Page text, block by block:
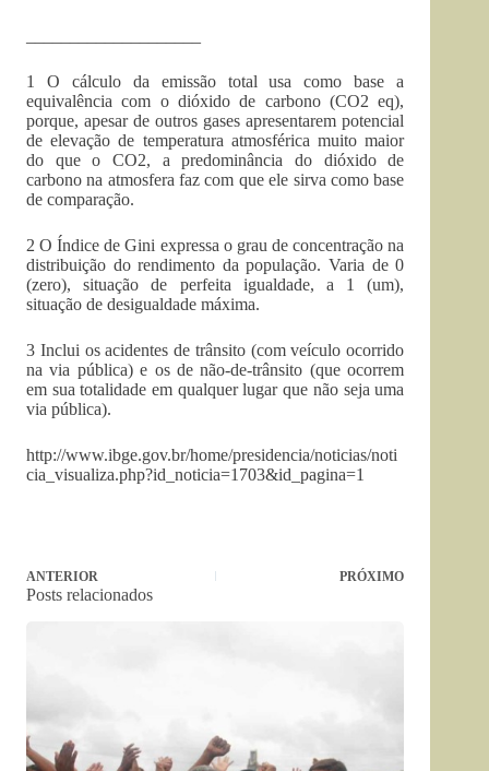
1 O cálculo da emissão total usa como base a
equivalência com o dióxido de carbono (CO2 eq),
porque, apesar de outros gases apresentarem potencial
de elevação de temperatura atmosférica muito maior
do que o CO2, a predominância do dióxido de
carbono na atmosfera faz com que ele sirva como base
de comparação.
2 O Índice de Gini expressa o grau de concentração na
distribuição do rendimento da população. Varia de 0
(zero), situação de perfeita igualdade, a 1 (um),
situação de desigualdade máxima.
3 Inclui os acidentes de trânsito (com veículo ocorrido
na via pública) e os de não-de-trânsito (que ocorrem
em sua totalidade em qualquer lugar que não seja uma
via pública).
http://www.ibge.gov.br/home/presidencia/noticias/noti
cia_visualiza.php?id_noticia=1703&id_pagina=1
ANTERIOR PRÓXIMO
Posts relacionados